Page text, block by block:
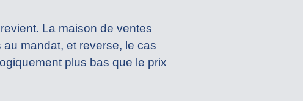
La maison de ventes
mandat, et reverse, le cas
plus bas que le prix